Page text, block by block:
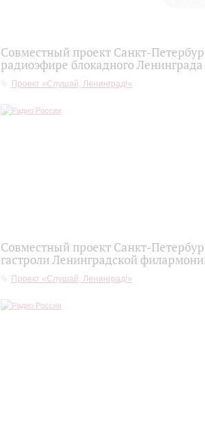
Совместный проект Санкт-
радиоэфире блокадного
Проект «Слушай, Ленинград!»
Совместный проект Санкт-
гастроли Ленинградской
Проект «Слушай, Ленинград!»